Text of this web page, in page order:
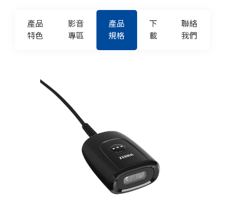
產品
特色
影音
專區
產品
規格
下
載
聯絡
我們